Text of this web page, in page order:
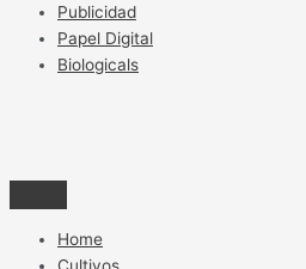
Publicidad
Papel Digital
Biologicals
Home